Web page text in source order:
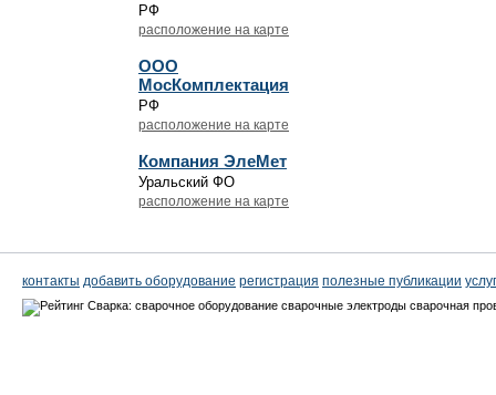
РФ
расположение на карте
ООО
МосКомплектация
РФ
расположение на карте
Компания ЭлеМет
Уральский ФО
расположение на карте
контакты добавить оборудование регистрация полезные публикации